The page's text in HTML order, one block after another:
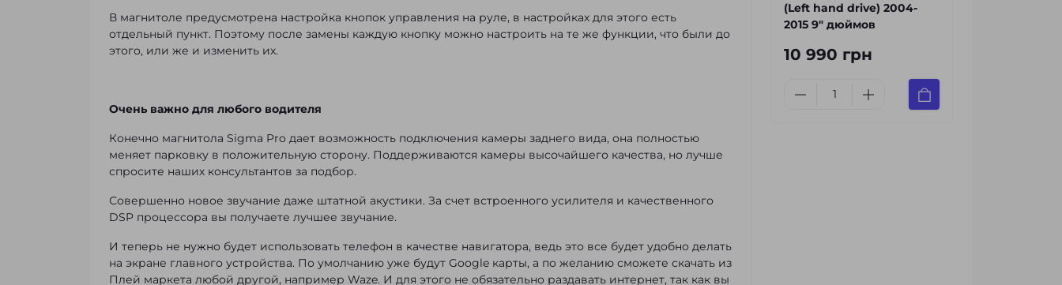
В магнитоле предусмотрена настройка кнопок управления на руле, в настройках для этого есть
отдельный пункт. Поэтому после замены каждую кнопку можно настроить на те же функции, что были до
этого, или же и изменить их.
Очень важно для любого водителя
Конечно магнитола Sigma Pro дает возможность подключения камеры заднего вида, она полностью
меняет парковку в положительную сторону. Поддерживаются камеры высочайшего качества, но лучше
спросите наших консультантов за подбор.
Совершенно новое звучание даже штатной акустики. За счет встроенного усилителя и качественного
DSP процессора вы получаете лучшее звучание.
И теперь не нужно будет использовать телефон в качестве навигатора, ведь это все будет удобно делать
на экране главного устройства. По умолчанию уже будут Google карты, а по желанию сможете скачать из
Плей маркета любой другой, например Waze. И для этого не обязательно раздавать интернет, так как вы
(Left hand drive) 2004-
2015 9" дюймов
10 990 грн